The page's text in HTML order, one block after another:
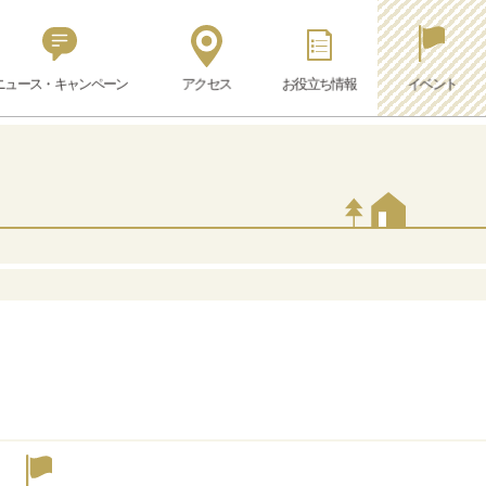
ュース・キャンペーン アクセス お役立ち情報 イベント